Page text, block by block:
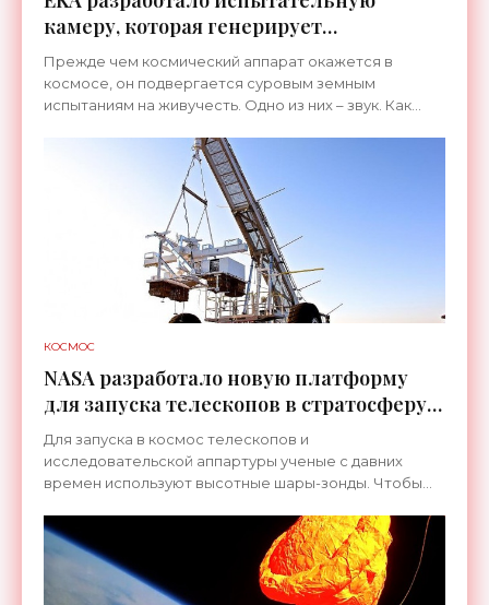
камеру, которая генерирует
убийственные звуки - «Космос»
Прежде чем космический аппарат окажется в
космосе, он подвергается суровым земным
испытаниям на живучесть. Одно из них – звук. Как
двигатели ракеты-носителя
КОСМОС
NASA разработало новую платформу
для запуска телескопов в стратосферу -
«Космос»
Для запуска в космос телескопов и
исследовательской аппартуры ученые с давних
времен используют высотные шары-зонды. Чтобы
новую платформу WASP (Wallops